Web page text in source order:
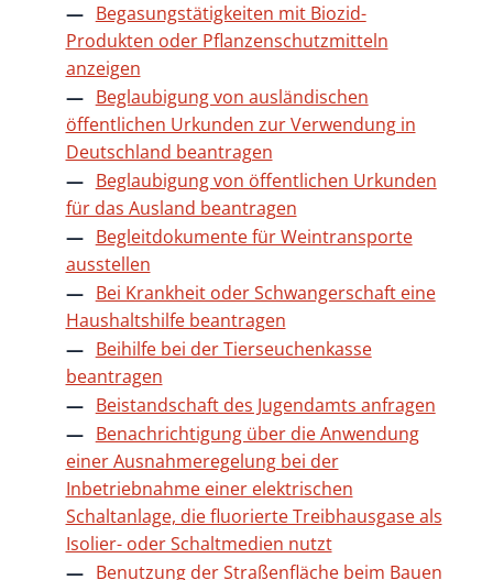
Begasungstätigkeiten mit Biozid-
Produkten oder Pflanzenschutzmitteln
anzeigen
Beglaubigung von ausländischen
öffentlichen Urkunden zur Verwendung in
Deutschland beantragen
Beglaubigung von öffentlichen Urkunden
für das Ausland beantragen
Begleitdokumente für Weintransporte
ausstellen
Bei Krankheit oder Schwangerschaft eine
Haushaltshilfe beantragen
Beihilfe bei der Tierseuchenkasse
beantragen
Beistandschaft des Jugendamts anfragen
Benachrichtigung über die Anwendung
einer Ausnahmeregelung bei der
Inbetriebnahme einer elektrischen
Schaltanlage, die fluorierte Treibhausgase als
Isolier- oder Schaltmedien nutzt
Benutzung der Straßenfläche beim Bauen